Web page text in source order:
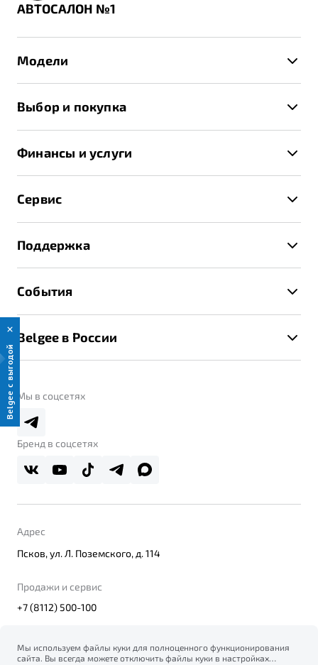
АВТОСАЛОН №1
Модели
X70
Выбор и покупка
Записаться на тест-драйв
Получить предложение
Финансы и услуги
Страхование
Расчет КАСКО
Сервис
Техническое обслуживание
Калькулятор ТО
Поддержка
Помощь на дорогах
Belgee Линк
Belgee Плюс
Реферальная программа
События
Belgee в России
О дилерском центре
Правовая информация
Мы в соцсетях
Бренд в соцсетях
Адрес
Псков, ул. Л. Поземского, д. 114
Продажи и сервис
+7 (8112) 500-100
© 2026
Мы используем файлы куки для полноценного функционирования
сайта. Вы всегда можете отключить файлы куки в настройках
Belgee с выгодой